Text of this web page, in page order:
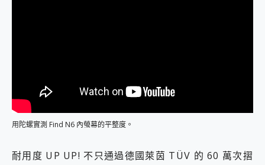
用陀螺實測 Find N6 內螢幕的平整度。
耐用度 UP UP! 不只通過德國萊茵 TÜV 的 60 萬次摺